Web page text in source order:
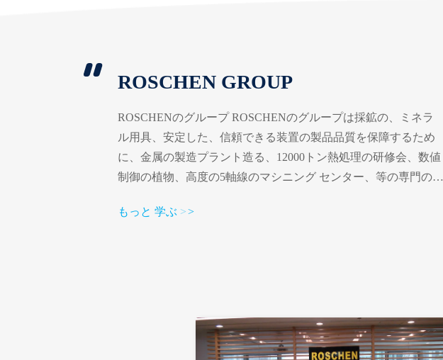
ROSCHEN GROUP
ROSCHENのグループ ROSCHENのグループは採鉱の、ミネラ
ル用具、安定した、信頼できる装置の製品品質を保障するため
に、金属の製造プラント造る、12000トン熱処理の研修会、数値
制御の植物、高度の5軸線のマシニング センター、等の専門の技
ある。 限られるROSCHENのグループは鉱山のための研究開発
製造所の歯のtriconeビット、RCのハンマー、DTHビット、等を
含んでいる。 ROSCHENの製造所プロセス ROSCHENの販売は
育つことを評価する! ROSCHENの代表団 1. 最後に平均プロダク
もっと 学ぶ >>